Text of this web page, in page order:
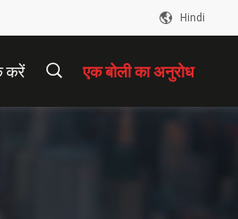
Hindi
करें एक बोली का अनुरोध